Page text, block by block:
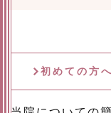
初めての方へ